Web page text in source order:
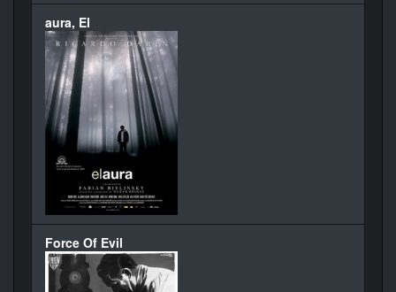
aura, El
Force Of Evil